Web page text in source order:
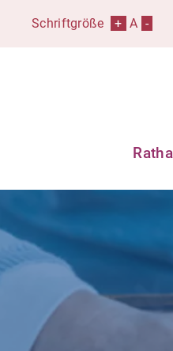
Schriftgröße + A -